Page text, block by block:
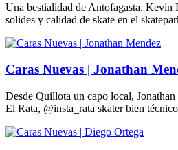
Una bestialidad de Antofagasta, Kevin
solides y calidad de skate en el
Caras Nuevas | Jonathan
Desde Quillota un capo local,
El Rata, @insta_rata skater bien